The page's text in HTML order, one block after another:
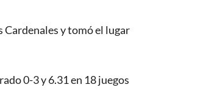
Cardenales y tomó el lugar
0-3 y 6.31 en 18 juegos